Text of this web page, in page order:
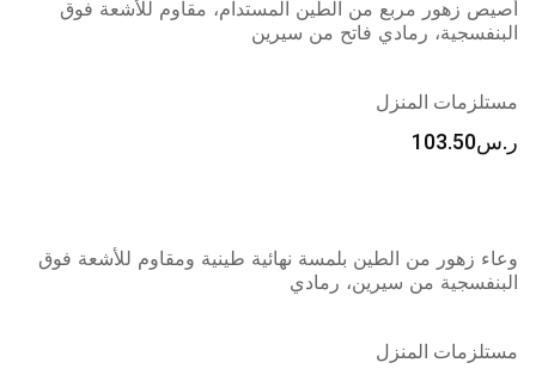
أصيص زهور مربع من الطين المستدام، مقاوم للأشعة فوق
البنفسجية، رمادي فاتح من سيرين
مستلزمات المنزل
ر.س103.50
وعاء زهور من الطين بلمسة نهائية طينية ومقاوم للأشعة فوق
البنفسجية من سيرين، رمادي
مستلزمات المنزل